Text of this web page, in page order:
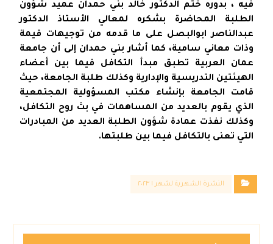
فيه ، بدوره ختم الدكتور خالد بني حمدان عميد شؤون
الطلبة المحاضرة بشكره لمعالي الأستاذ الدكتور
عبدالناصر ابوالبصل على ما قدمه من توجيهات قيمة
وذات معاني سامية، كما أشار بني حمدان إلى أن جامعة
عمان العربية تطبق مبدأ التكافل فيما بين أعضاء
الهيئتين التدريسية والإدارية وكذلك طلبة الجامعة، حيث
قامت الجامعة بإنشاء مكتب المسؤولية المجتمعية
الذي يقوم بالعديد من المساهمات في بث روح التكافل،
وكذلك نفذت عمادة شؤون الطلبة العديد من المبادرات
التي تعنى بالتكافل فيما بين طلبتها.
النشرة الشهرية لشهر ١ ٢٠٢٣